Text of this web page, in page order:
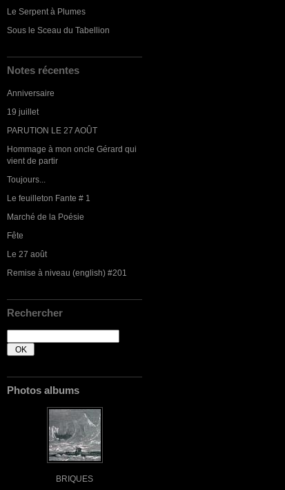
Le Serpent à Plumes
Sous le Sceau du Tabellion
Notes récentes
Anniversaire
19 juillet
PARUTION LE 27 AOÛT
Hommage à mon oncle Gérard qui
vient de partir
Toujours...
Le feuilleton Fante # 1
Marché de la Poésie
Fête
Le 27 août
Remise à niveau (english) #201
Rechercher
Photos albums
BRIQUES